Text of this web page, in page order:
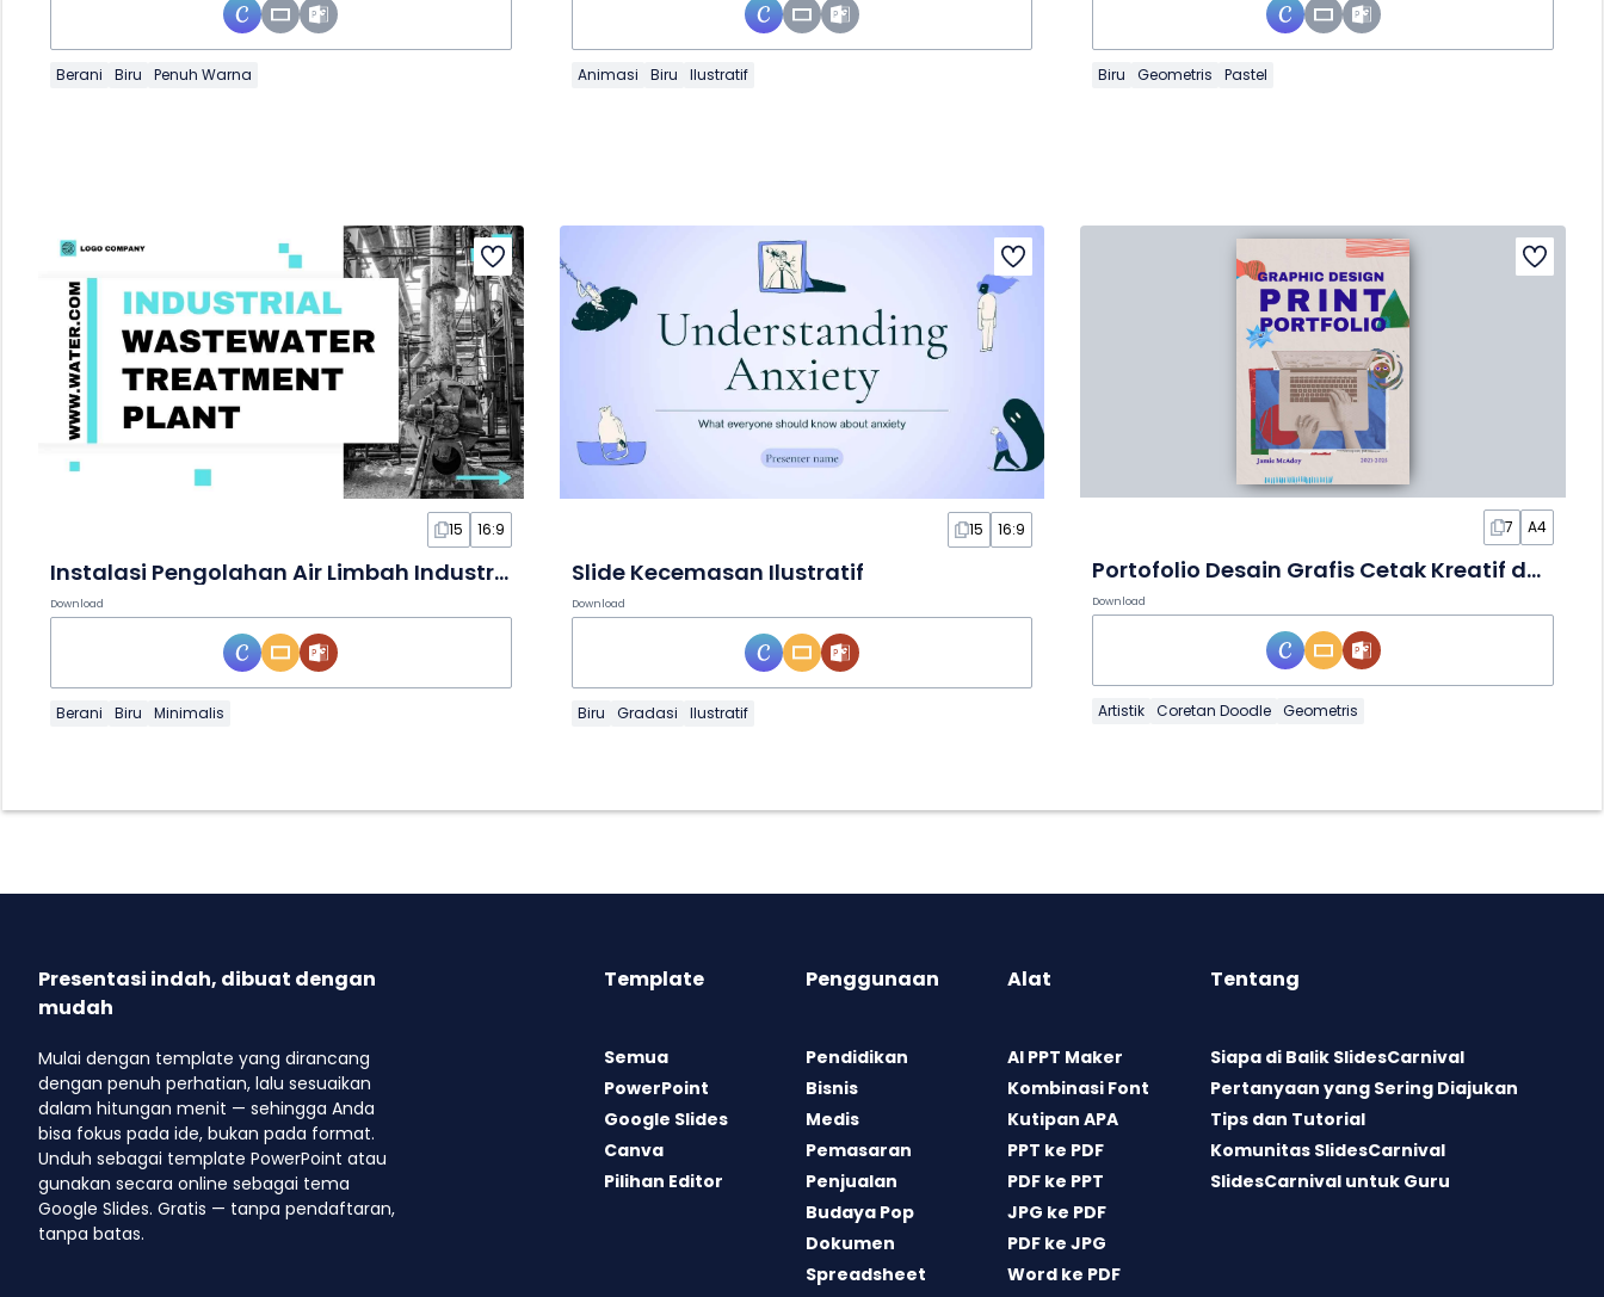
Berani Biru Penuh Warna Animasi Biru Ilustratif Biru Geometris Pastel
15 16:9
Instalasi Pengolahan Air Limbah Industri yang Minimalis dalam Slide
Download
Berani Biru Minimalis
15 16:9
Slide Kecemasan Ilustratif
Download
Biru Gradasi Ilustratif
7 A4
Portofolio Desain Grafis Cetak Kreatif dalam Slide
Download
Artistik Coretan Doodle Geometris
Presentasi indah, dibuat dengan
mudah
Mulai dengan template yang dirancang
dengan penuh perhatian, lalu sesuaikan
dalam hitungan menit — sehingga Anda
bisa fokus pada ide, bukan pada format.
Unduh sebagai template PowerPoint atau
gunakan secara online sebagai tema
Google Slides. Gratis — tanpa pendaftaran,
tanpa batas.
Template
Semua
PowerPoint
Google Slides
Canva
Pilihan Editor
Penggunaan
Pendidikan
Bisnis
Medis
Pemasaran
Penjualan
Budaya Pop
Dokumen
Spreadsheet
Alat
AI PPT Maker
Kombinasi Font
Kutipan APA
PPT ke PDF
PDF ke PPT
JPG ke PDF
PDF ke JPG
Word ke PDF
Tentang
Siapa di Balik SlidesCarnival
Pertanyaan yang Sering Diajukan
Tips dan Tutorial
Komunitas SlidesCarnival
SlidesCarnival untuk Guru